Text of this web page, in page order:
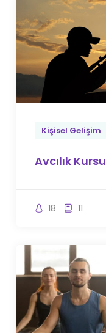
Kişisel Gelişim
Avcılık Kursu
18 11